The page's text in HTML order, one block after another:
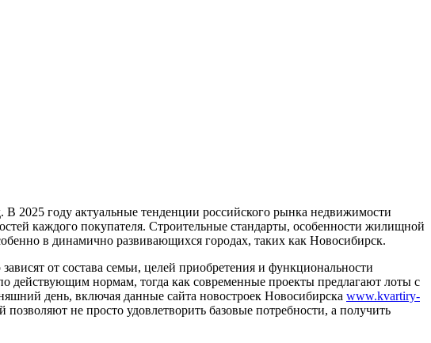
2025 году актуальные тенденции российского рынка недвижимости
каждого покупателя. Строительные стандарты, особенности жилищной
в динамично развивающихся городах, таких как Новосибирск.
от состава семьи, целей приобретения и функциональности
нормам, тогда как современные проекты предлагают лоты с
день, включая данные сайта новостроек Новосибирска www.kvartiry-
не просто удовлетворить базовые потребности, а получить